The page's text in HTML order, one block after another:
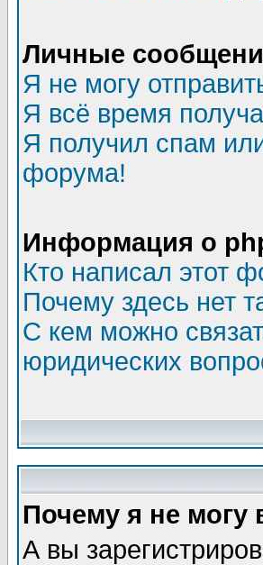
Личные
Я не могу
Я всё время
Я получил спам
форума!
Информация о
Кто написал этот
Почему здесь нет
С кем можно
юридических
Почему я не могу
А вы